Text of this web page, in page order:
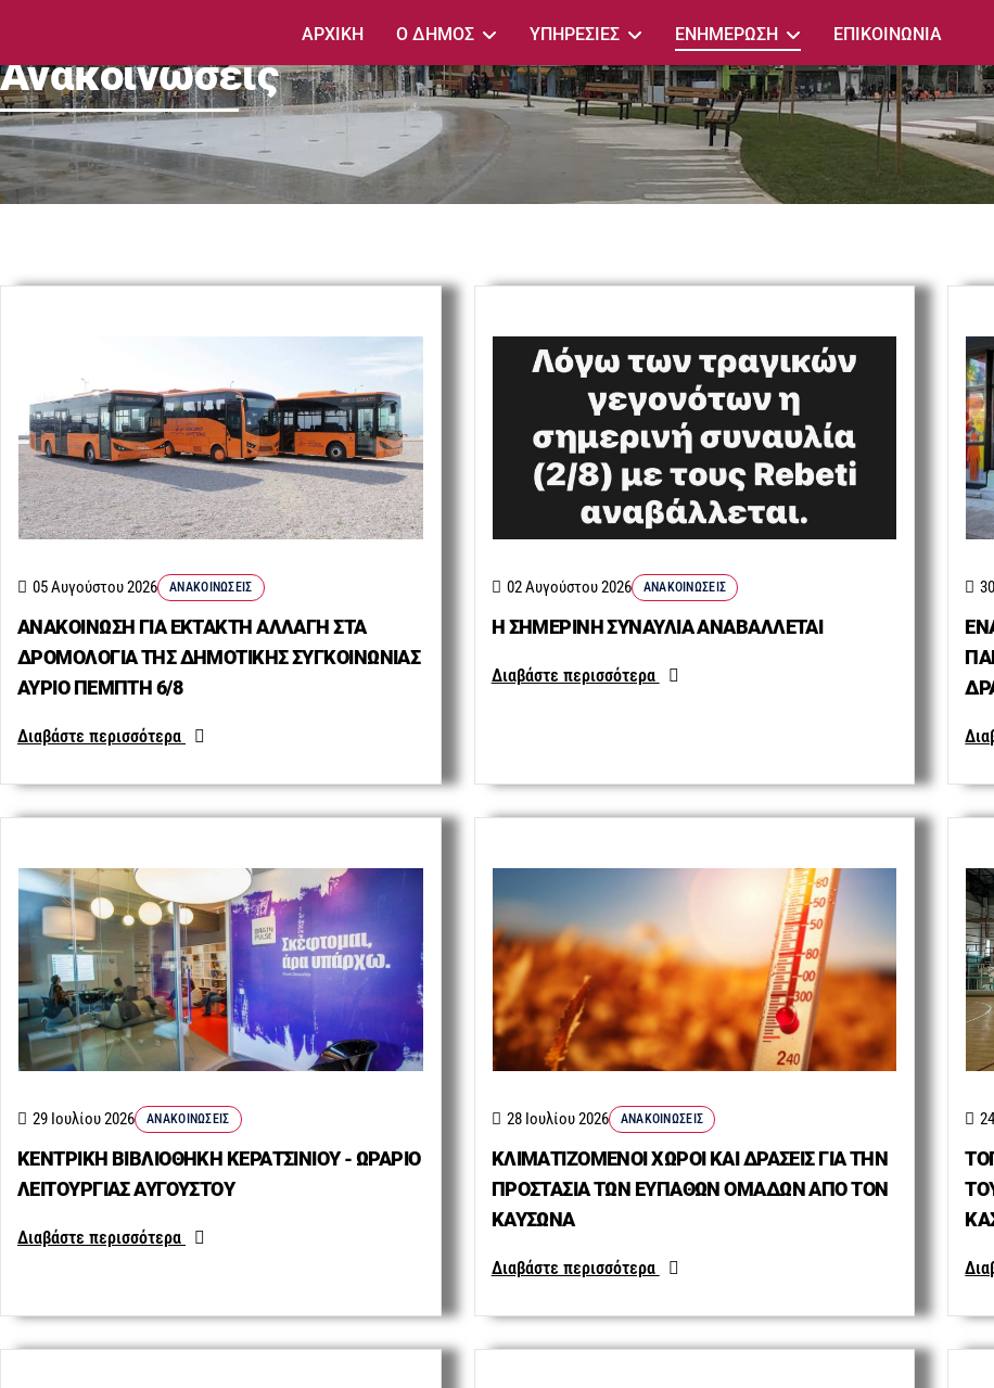
ΑΡΧΙΚΗ Ο ΔΗΜΟΣ ΥΠΗΡΕΣΙΕΣ ΕΝΗΜΕΡΩΣΗ ΕΠΙΚΟΙΝΩΝΙΑ
Ανακοινώσεις
ΑΝΑΚΟΙΝΩΣΗ ΓΙΑ ΕΚΤΑΚΤΗ ΑΛΛΑΓΗ ΣΤΑ
ΔΡΟΜΟΛΟΓΙΑ ΤΗΣ ΔΗΜΟΤΙΚΗΣ ΣΥΓΚΟΙΝΩΝΙΑΣ
ΑΥΡΙΟ ΠΕΜΠΤΗ 6/8
05 Αυγούστου 2026 ΑΝΑΚΟΙΝΏΣΕΙΣ
Διαβάστε περισσότερα
Η ΣΗΜΕΡΙΝΗ ΣΥΝΑΥΛΙΑ ΑΝΑΒΑΛΛΕΤΑΙ
02 Αυγούστου 2026 ΑΝΑΚΟΙΝΏΣΕΙΣ
Διαβάστε περισσότερα
ΚΕΝΤΡΙΚΗ ΒΙΒΛΙΟΘΗΚΗ ΚΕΡΑΤΣΙΝΙΟΥ - ΩΡΑΡΙΟ
ΛΕΙΤΟΥΡΓΙΑΣ ΑΥΓΟΥΣΤΟΥ
29 Ιουλίου 2026 ΑΝΑΚΟΙΝΏΣΕΙΣ
Διαβάστε περισσότερα
ΚΛΙΜΑΤΙΖΟΜΕΝΟΙ ΧΩΡΟΙ ΚΑΙ ΔΡΑΣΕΙΣ ΓΙΑ ΤΗΝ
ΠΡΟΣΤΑΣΙΑ ΤΩΝ ΕΥΠΑΘΩΝ ΟΜΑΔΩΝ ΑΠΟ ΤΟΝ
ΚΑΥΣΩΝΑ
28 Ιουλίου 2026 ΑΝΑΚΟΙΝΏΣΕΙΣ
Διαβάστε περισσότερα